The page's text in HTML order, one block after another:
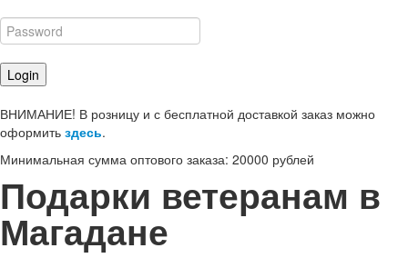
ВНИМАНИЕ! В розницу и с бесплатной доставкой заказ можно
оформить здесь.
Минимальная сумма оптового заказа: 20000 рублей
Подарки ветеранам в
Магадане